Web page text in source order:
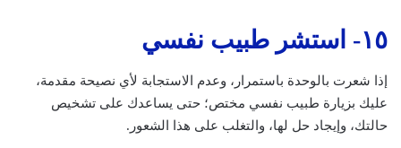
١٥- استشر طبيب نفسي
إذا شعرت بالوحدة باستمرار، وعدم الاستجابة لأي نصيحة مقدمة،
عليك بزيارة طبيب نفسي مختص؛ حتى يساعدك على تشخيص
حالتك، وإيجاد حل لها، والتغلب على هذا الشعور.